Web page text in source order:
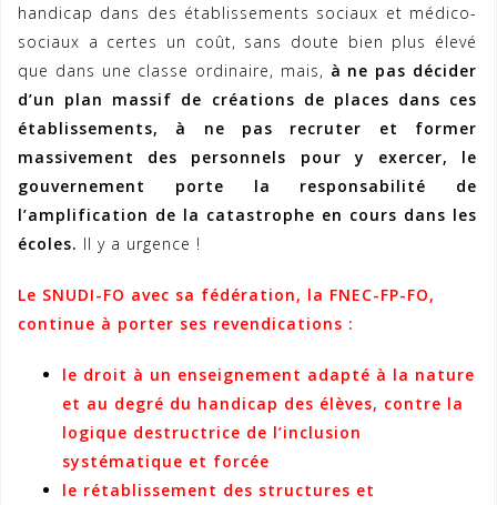
handicap dans des établissements sociaux et médico-
sociaux a certes un coût, sans doute bien plus élevé
que dans une classe ordinaire, mais, à ne pas décider
d’un plan massif de créations de places dans ces
établissements, à ne pas recruter et former
massivement des personnels pour y exercer, le
gouvernement porte la responsabilité de
l’amplification de la catastrophe en cours dans les
écoles. Il y a urgence !
Le SNUDI-FO avec sa fédération, la FNEC-FP-FO,
continue à porter ses revendications :
le droit à un enseignement adapté à la nature
et au degré du handicap des élèves, contre la
logique destructrice de l’inclusion
systématique et forcée
le rétablissement des structures et